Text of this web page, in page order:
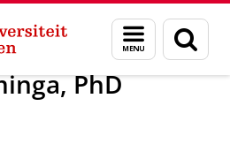
Menu
en
zoeken
Hemminga, PhD
PhD